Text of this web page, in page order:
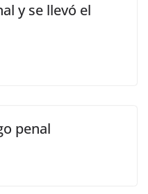
y se llevó el
penal